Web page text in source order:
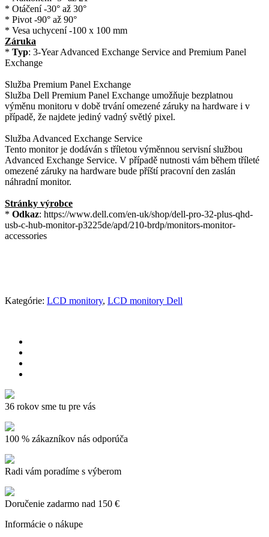
* Otáčení -30° až 30°
* Pivot -90° až 90°
* Vesa uchycení -100 x 100 mm
Záruka
* Typ: 3-Year Advanced Exchange Service and Premium Panel
Exchange
Služba Premium Panel Exchange
Služba Dell Premium Panel Exchange umožňuje bezplatnou
výměnu monitoru v době trvání omezené záruky na hardware i v
případě, že najdete jediný vadný světlý pixel.
Služba Advanced Exchange Service
Tento monitor je dodáván s tříletou výměnnou servisní službou
Advanced Exchange Service. V případě nutnosti vám během tříleté
omezené záruky na hardware bude příští pracovní den zaslán
náhradní monitor.
Stránky výrobce
* Odkaz: https://www.dell.com/en-uk/shop/dell-pro-32-plus-qhd-
usb-c-hub-monitor-p3225de/apd/210-brdp/monitors-monitor-
accessories
Kategórie: LCD monitory, LCD monitory Dell
36 rokov sme tu pre vás
100 % zákazníkov nás odporúča
Radi vám poradíme s výberom
Doručenie zadarmo nad 150 €
Informácie o nákupe